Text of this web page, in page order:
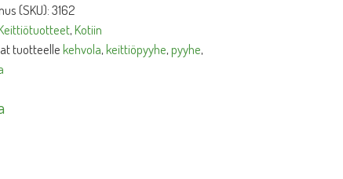
(SKU):3162
,Kotiin
tuotteellekehvola,keittiöpyyhe,pyyhe,